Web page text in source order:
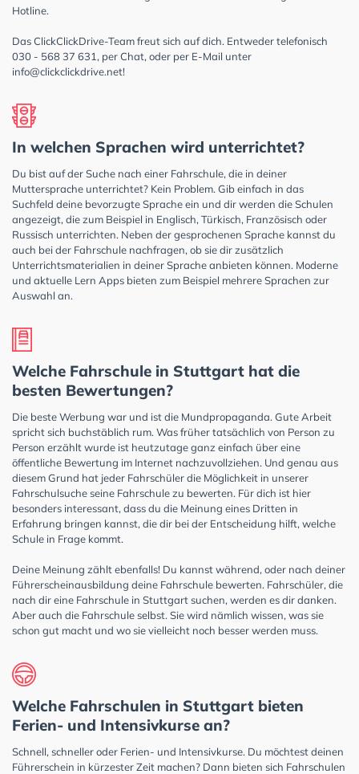
Hotline.
Das ClickClickDrive-Team freut sich auf dich. Entweder telefonisch
030 - 568 37 631, per Chat, oder per E-Mail unter
info@clickclickdrive.net!
In welchen Sprachen wird unterrichtet?
Du bist auf der Suche nach einer Fahrschule, die in deiner
Muttersprache unterrichtet? Kein Problem. Gib einfach in das
Suchfeld deine bevorzugte Sprache ein und dir werden die Schulen
angezeigt, die zum Beispiel in Englisch, Türkisch, Französisch oder
Russisch unterrichten. Neben der gesprochenen Sprache kannst du
auch bei der Fahrschule nachfragen, ob sie dir zusätzlich
Unterrichtsmaterialien in deiner Sprache anbieten können. Moderne
und aktuelle Lern Apps bieten zum Beispiel mehrere Sprachen zur
Auswahl an.
Welche Fahrschule in Stuttgart hat die
besten Bewertungen?
Die beste Werbung war und ist die Mundpropaganda. Gute Arbeit
spricht sich buchstäblich rum. Was früher tatsächlich von Person zu
Person erzählt wurde ist heutzutage ganz einfach über eine
öffentliche Bewertung im Internet nachzuvollziehen. Und genau aus
diesem Grund hat jeder Fahrschüler die Möglichkeit in unserer
Fahrschulsuche seine Fahrschule zu bewerten. Für dich ist hier
besonders interessant, dass du die Meinung eines Dritten in
Erfahrung bringen kannst, die dir bei der Entscheidung hilft, welche
Schule in Frage kommt.
Deine Meinung zählt ebenfalls! Du kannst während, oder nach deiner
Führerscheinausbildung deine Fahrschule bewerten. Fahrschüler, die
nach dir eine Fahrschule in Stuttgart suchen, werden es dir danken.
Aber auch die Fahrschule selbst. Sie wird nämlich wissen, was sie
schon gut macht und wo sie vielleicht noch besser werden muss.
Welche Fahrschulen in Stuttgart bieten
Ferien- und Intensivkurse an?
Schnell, schneller oder Ferien- und Intensivkurse. Du möchtest deinen
Führerschein in kürzester Zeit machen? Dann bieten sich Fahrschulen